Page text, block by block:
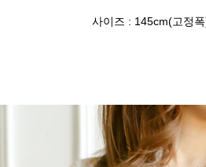
사이즈 : 145cm(고정